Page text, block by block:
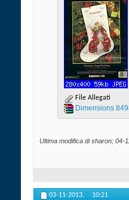
File Allegati
Dimensions
Ultima modifica di sharon; 04-
03-11-2013, 10:21